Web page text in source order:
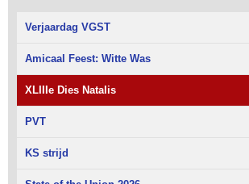
Verjaardag VGST
Amicaal Feest: Witte Was
XLIIIe Dies Natalis
PVT
KS strijd